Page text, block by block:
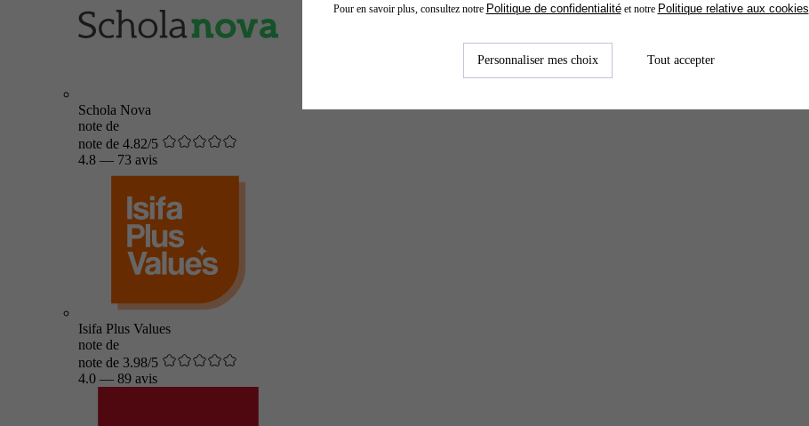
Schola Nova
note de
note de 4.82/5
4.8 — 73 avis
Isifa Plus Values
note de
note de 3.98/5
4.0 — 89 avis
Pour en savoir plus, consultez notre Politique de confidentialitéet notre Politique relative aux cookies
Personnaliser mes choix Tout accepter